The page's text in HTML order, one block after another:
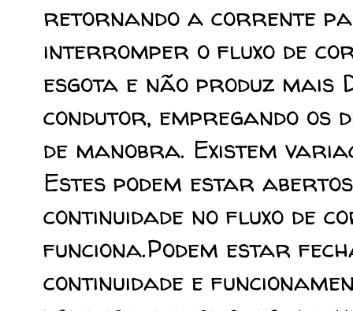
retornando a corrente
interromper o fluxo de
esgota e não produz mais
condutor, empregando os
de manobra. Existem
Estes podem estar
continuidade no fluxo de
funciona.Podem estar
continuidade e